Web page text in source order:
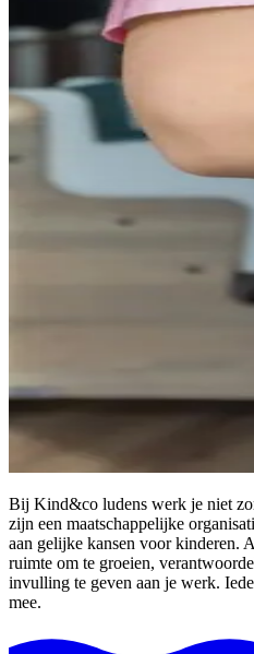
Bij Kind&co ludens werk je niet
zijn een maatschappelijke
aan gelijke kansen voor kinderen.
ruimte om te groeien,
invulling te geven aan je werk.
mee.